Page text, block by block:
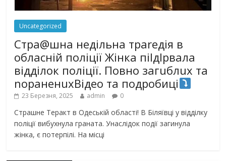
Uncategorized
Стра@шна недільна траrедія в
обласній поліції Жінка піlдlрвала
відділок поліції. Повно загuблuх та
nораненuхВідео та подробиці
23 Березня, 2025 admin 0
Страшне Теракт в Одеській області! В Біляївці у відділку
поліції вибухнула граната. Унаслідок події загинула
жінка, є потерпілі. На місці